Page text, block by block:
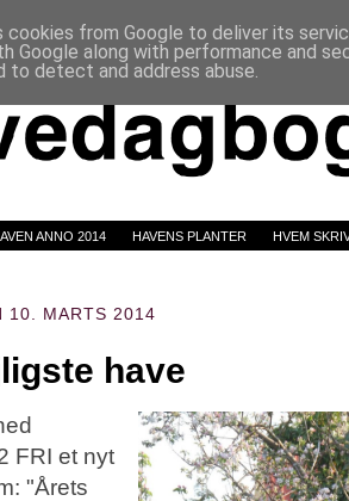
ANNO 2014 HAVENS PLANTER HVEM
10. MARTS 2014
have
FRI et nyt
"Årets
cookies from Google to deliver its
Google along with performance and
to detect and address abuse.